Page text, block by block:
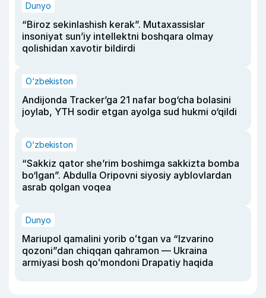
Dunyo
“Biroz sekinlashish kerak”. Mutaxassislar
insoniyat sun’iy intellektni boshqara olmay
qolishidan xavotir bildirdi
O‘zbekiston
Andijonda Tracker’ga 21 nafar bog‘cha bolasini
joylab, YTH sodir etgan ayolga sud hukmi o‘qildi
O‘zbekiston
“Sakkiz qator she’rim boshimga sakkizta bomba
bo‘lgan”. Abdulla Oripovni siyosiy ayblovlardan
asrab qolgan voqea
Dunyo
Mariupol qamalini yorib oʻtgan va “Izvarino
qozoni”dan chiqqan qahramon — Ukraina
armiyasi bosh qoʻmondoni Drapatiy haqida